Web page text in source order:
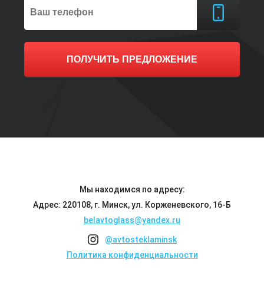
ПОЛУЧИТЬ ПРЕДЛОЖЕНИЕ
Мы находимся по адресу:
Адрес: 220108, г. Минск, ул. Корженевского, 16-Б
belavtoglass@yandex.ru
@avtosteklaminsk
Политика конфиденциальности